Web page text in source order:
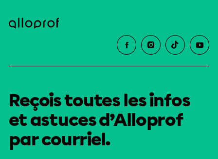
Reçois toutes les infos
et astuces d’Alloprof
par courriel.